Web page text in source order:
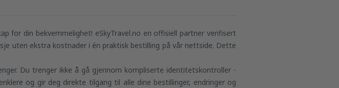
for din bekvemmelighet! eSkyTravel.no en offisiell partner verifisert
uten ekstra kostnader i én praktisk bestilling på vår nettside. Dette
Du trenger ikke å gå gjennom kompliserte identitetskontroller -
og gir deg direkte tilgang til alle dine bestillinger, endringer og